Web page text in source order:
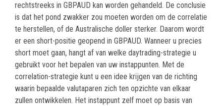
rechtstreeks in GBPAUD kan worden gehandeld. De conclusie
is dat het pond zwakker zou moeten worden om de correlatie
te herstellen, of de Australische doller sterker. Daarom wordt
er een short-positie geopend in GBPAUD. Wanneer u precies
short moet gaan, hangt af van welke daytrading-strategie u
gebruikt voor het bepalen van uw instappunten. Met de
correlation-strategie kunt u een idee krijgen van de richting
waarin bepaalde valutaparen zich ten opzichte van elkaar
zullen ontwikkelen. Het instappunt zelf moet op basis van